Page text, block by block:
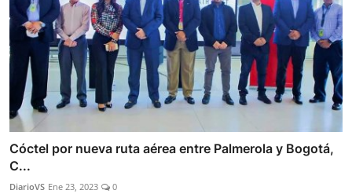
Cóctel por nueva ruta aérea entre Palmerola y Bogotá,
C...
DiarioVS Ene 23, 2023 0